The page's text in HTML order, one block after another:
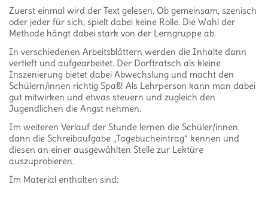
Zuerst einmal wird der Text gelesen. Ob gemeinsam, szenisch
oder jeder für sich, spielt dabei keine Rolle. Die Wahl der
Methode hängt dabei stark von der Lerngruppe ab.
In verschiedenen Arbeitsblättern werden die Inhalte dann
vertieft und aufgearbeitet. Der Dorftratsch als kleine
Inszenierung bietet dabei Abwechslung und macht den
Schülern/innen richtig Spaß! Als Lehrperson kann man dabei
gut mitwirken und etwas steuern und zugleich den
Jugendlichen die Angst nehmen.
Im weiteren Verlauf der Stunde lernen die Schüler/innen
dann die Schreibaufgabe „Tagebucheintrag“ kennen und
diesen an einer ausgewählten Stelle zur Lektüre
auszuprobieren.
Im Material enthalten sind: